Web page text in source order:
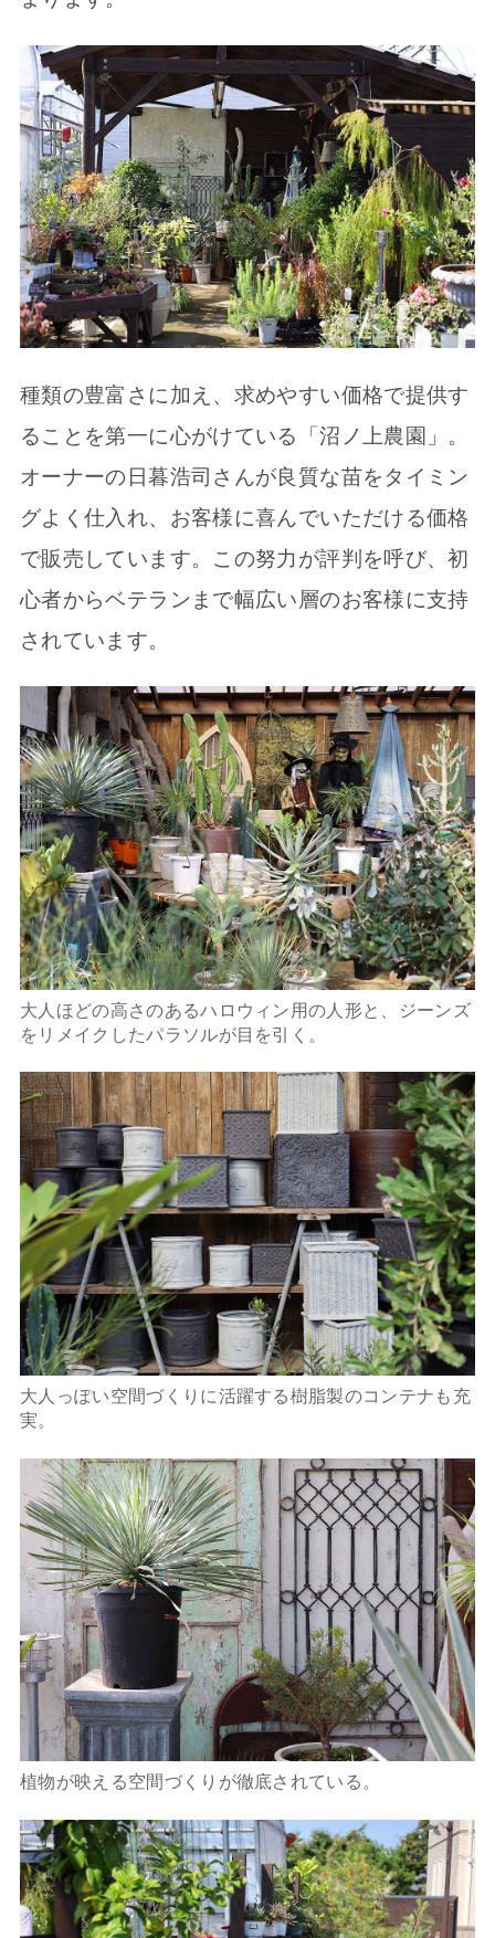
種類の豊富さに加え、求めやすい価格で提供す
ることを第一に心がけている「沼ノ上農園」。
オーナーの日暮浩司さんが良質な苗をタイミン
グよく仕入れ、お客様に喜んでいただける価格
で販売しています。この努力が評判を呼び、初
心者からベテランまで幅広い層のお客様に支持
されています。
大人ほどの高さのあるハロウィン用の人形と、ジーンズ
をリメイクしたパラソルが目を引く。
大人っぽい空間づくりに活躍する樹脂製のコンテナも充
実。
植物が映える空間づくりが徹底されている。